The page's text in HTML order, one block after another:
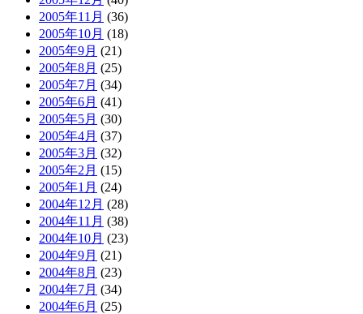
2005年11月 (36)
2005年10月 (18)
2005年9月 (21)
2005年8月 (25)
2005年7月 (34)
2005年6月 (41)
2005年5月 (30)
2005年4月 (37)
2005年3月 (32)
2005年2月 (15)
2005年1月 (24)
2004年12月 (28)
2004年11月 (38)
2004年10月 (23)
2004年9月 (21)
2004年8月 (23)
2004年7月 (34)
2004年6月 (25)